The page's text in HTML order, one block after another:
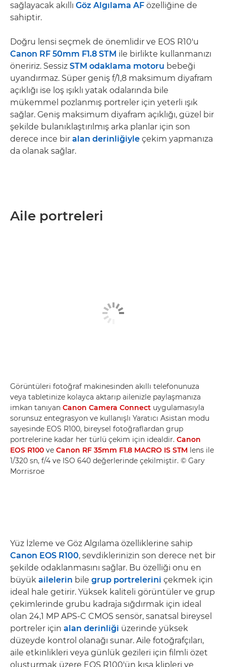
sağlayacak akıllı Göz Algılama AF özelliğine de
sahiptir.
Doğru lensi seçmek de önemlidir ve EOS R10'u
Canon RF 50mm F1.8 STM ile birlikte kullanmanızı
öneririz. Sessiz STM odaklama motoru bebeği
uyandırmaz. Süper geniş f/1,8 maksimum diyafram
açıklığı ise loş ışıklı yatak odalarında bile
mükemmel pozlanmış portreler için yeterli ışık
sağlar. Geniş maksimum diyafram açıklığı, güzel bir
şekilde bulanıklaştırılmış arka planlar için son
derece ince bir alan derinliğiyle çekim yapmanıza
da olanak sağlar.
Aile portreleri
Görüntüleri fotoğraf makinesinden akıllı telefonunuza
veya tabletinize kolayca aktarıp ailenizle paylaşmanıza
imkan tanıyan Canon Camera Connect uygulamasıyla
sorunsuz entegrasyon ve kullanışlı Yaratıcı Asistan modu
sayesinde EOS R100, bireysel fotoğraflardan grup
portrelerine kadar her türlü çekim için idealdir. Canon
EOS R100 ve Canon RF 35mm F1.8 MACRO IS STM lens ile
1/320 sn, f/4 ve ISO 640 değerlerinde çekilmiştir. © Gary
Morrisroe
Yüz İzleme ve Göz Algılama özelliklerine sahip
Canon EOS R100, sevdiklerinizin son derece net bir
şekilde odaklanmasını sağlar. Bu özelliği onu en
büyük ailelerin bile grup portrelerini çekmek için
ideal hale getirir. Yüksek kaliteli görüntüler ve grup
çekimlerinde grubu kadraja sığdırmak için ideal
olan 24,1 MP APS-C CMOS sensör, sanatsal bireysel
portreler için alan derinliği üzerinde yüksek
düzeyde kontrol olanağı sunar. Aile fotoğrafçıları,
aile etkinlikleri veya günlük gezileri için filmli özet
oluşturmak üzere EOS R100'ün kısa klipleri ve